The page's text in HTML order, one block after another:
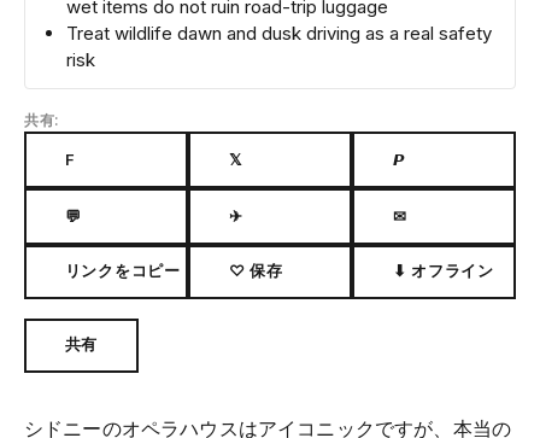
wet items do not ruin road-trip luggage
Treat wildlife dawn and dusk driving as a real safety
risk
共有:
F 𝕏 𝙋
💬 ✈ ✉
リンクをコピー ♡ 保存 ⬇ オフライン
共有
シドニーのオペラハウスはアイコニックですが、本当の